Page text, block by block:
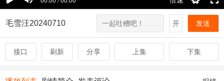
毛雪汪20240710 开 发送
接口 刷新 分享 上集 下集